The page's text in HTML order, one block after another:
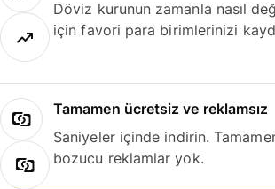
Döviz kurunun zamanla nasıl
için favori para birimlerinizi
Tamamen ücretsiz ve reklamsız
Saniyeler içinde indirin.
bozucu reklamlar yok.